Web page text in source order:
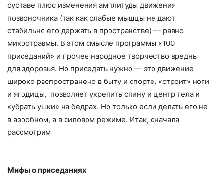
суставе плюс изменения амплитуды движения
позвоночника (так как слабые мышцы не дают
стабильно его держать в пространстве) — равно
микротравмы. В этом смысле программы «100
приседаний» и прочее народное творчество вредны
для здоровья. Но приседать нужно — это движение
широко распространено в быту и спорте, «строит» ноги
и ягодицы, позволяет укрепить спину и центр тела и
«убрать ушки» на бедрах. Но только если делать его не
в аэробном, а в силовом режиме. Итак, сначала
рассмотрим
Мифы о приседаниях